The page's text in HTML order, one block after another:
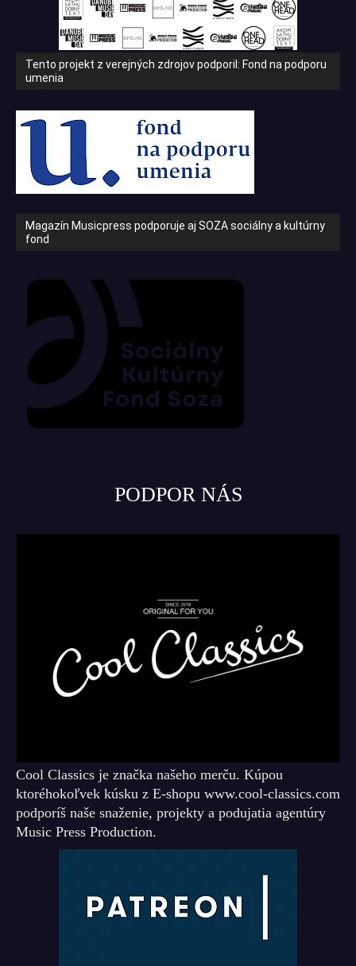
Tento projekt z verejných zdrojov podporil: Fond na podporu
umenia
Magazín Musicpress podporuje aj SOZA sociálny a kultúrny
fond
PODPOR NÁS
Cool Classics je značka našeho merču. Kúpou
ktoréhokoľvek kúsku z E-shopu www.cool-classics.com
podporíš naše snaženie, projekty a podujatia agentúry
Music Press Production.